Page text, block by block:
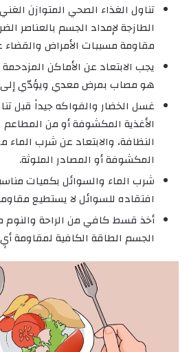
تناول الغذاء الصحي المتوازن
الطازجة لإمداد الجسم بالعناصر
مقاومة مسببات الأمراض والقضاء
يجب الابتعاد عن الأماكن
هو مصاب بمرض معدي ويؤدّي إلى
غسل الخضار والفواكه جيداً قبل
الأغذية المكشوفة أو من المطاعم
النظافة، والابتعاد عن شرب
المكشوفة أو المصادر الملوثة.
شرب الماء والسوائل بكميات
افتقاده للسوائل لا يستطيع
أخذ قسط كافي من الراحة والنوم
الجسم الطاقة الكافية لمقاومة